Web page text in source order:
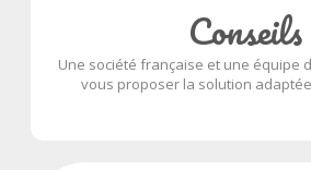
Conseils
Une société française et une équipe
vous proposer la solution